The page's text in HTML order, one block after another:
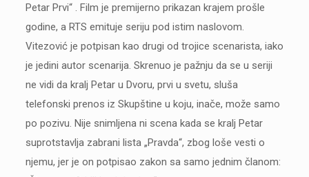
Petar Prvi“ . Film je premijerno prikazan krajem prošle
godine, a RTS emituje seriju pod istim naslovom.
Vitezović je potpisan kao drugi od trojice scenarista, iako
je jedini autor scenarija. Skrenuo je pažnju da se u seriji
ne vidi da kralj Petar u Dvoru, prvi u svetu, sluša
telefonski prenos iz Skupštine u koju, inače, može samo
po pozivu. Nije snimljena ni scena kada se kralj Petar
suprotstavlja zabrani lista „Pravda“, zbog loše vesti o
njemu, jer je on potpisao zakon sa samo jednim članom: